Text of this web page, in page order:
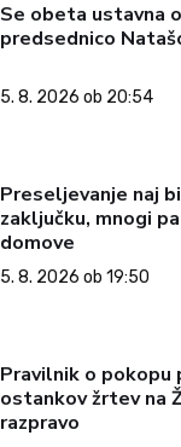
Se obeta ustavna
predsednico
5. 8. 2026 ob 20:54
Preseljevanje naj
zaključku, mnogi
domove
5. 8. 2026 ob 19:50
Pravilnik o pokopu
ostankov žrtev na
razpravo